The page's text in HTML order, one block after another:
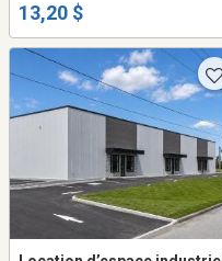
13,20 $